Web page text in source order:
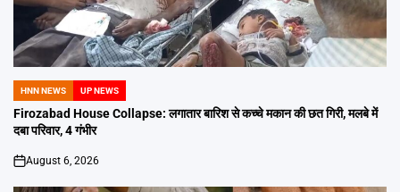
POSTED
IN
HNN NEWS UP NEWS
Firozabad House Collapse: लगातार बारिश से कच्चे मकान की छत गिरी, मलबे में
दबा परिवार, 4 गंभीर
on
August 6, 2026